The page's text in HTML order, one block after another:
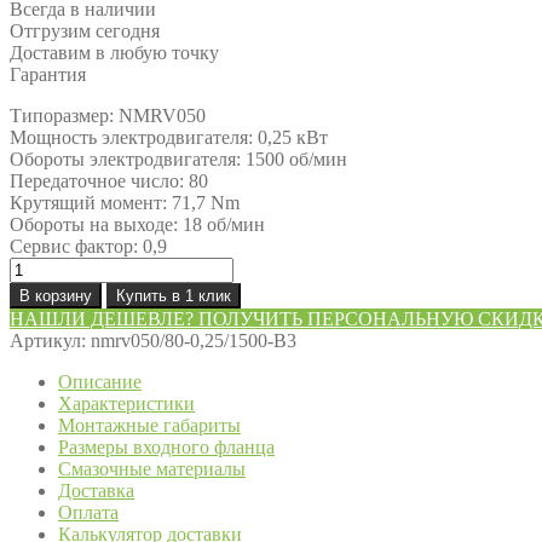
Всегда в наличии
Отгрузим сегодня
Доставим в любую точку
Гарантия
Типоразмер: NMRV050
Мощность электродвигателя: 0,25 кВт
Обороты электродвигателя: 1500 об/мин
Передаточное число: 80
Крутящий момент: 71,7 Nm
Обороты на выходе: 18 об/мин
Сервис фактор: 0,9
Количество
товара
Мотор-
редуктор
NMRV050/80-
0,25/1500-
В корзину Купить в 1 клик
НАШЛИ ДЕШЕВЛЕ? ПОЛУЧИТЬ ПЕРСОНАЛЬНУЮ
Артикул: nmrv050/80-0,25/1500-B3
Описание
Характеристики
Монтажные габариты
Размеры входного фланца
Смазочные материалы
Доставка
Оплата
Калькулятор доставки